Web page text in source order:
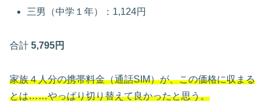
三男（中学１年）：1,124円
合計 5,795円
家族４人分の携帯料金（通話SIM）が、この価格に収まる
とは……やっぱり切り替えて良かったと思う。